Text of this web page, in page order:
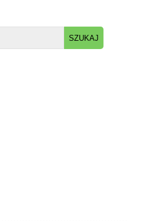
Search
for: